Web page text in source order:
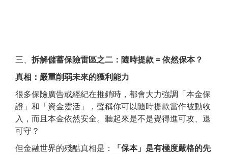
三、 拆解儲蓄保險雷區之二：隨時提款 = 依然保本？
真相：嚴重削弱未來的獲利能力
很多保險廣告或經紀在推銷時，都會大力強調「本金保
證」和「資金靈活」，聲稱你可以隨時提款當作被動收
入，而且本金依然安全。聽起來是不是覺得進可攻、退
可守？
但金融世界的殘酷真相是：
「保本」是有極度嚴格的先